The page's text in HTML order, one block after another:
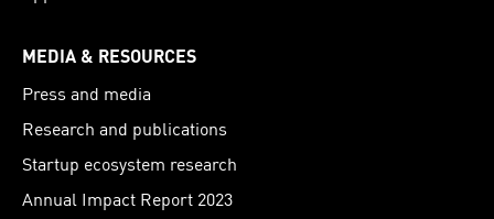
MEDIA & RESOURCES
Press and media
Research and publications
Startup ecosystem research
Annual Impact Report 2023